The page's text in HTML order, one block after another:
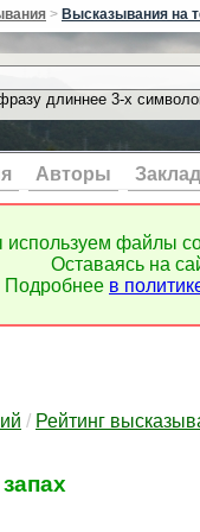
> Высказывания на
длиннее 3-х
Авторы
файлы
Оставаясь на
Подробнее в
/ Рейтинг
запах